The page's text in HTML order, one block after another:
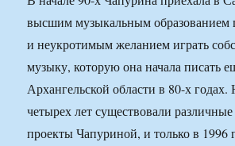
высшим музыкальным образованием
и неукротимым желанием играть
музыку, которую она начала писать
Архангельской области в 80-х
четырех лет существовали
проекты Чапуриной, и только в 1996